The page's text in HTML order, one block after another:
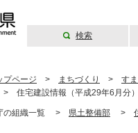
検索
プページ > まちづくり > す
> 住宅建設情報（平成29年6月分）
の組織一覧 > 県土整備部 >